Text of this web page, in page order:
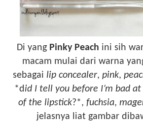
Di yang Pinky Peach ini sih
macam mulai dari warna
sebagai lip concealer, pink,
*d id I tell you before I’m bad
of the lipstick?*, fuchsia,
jelasnya liat gambar